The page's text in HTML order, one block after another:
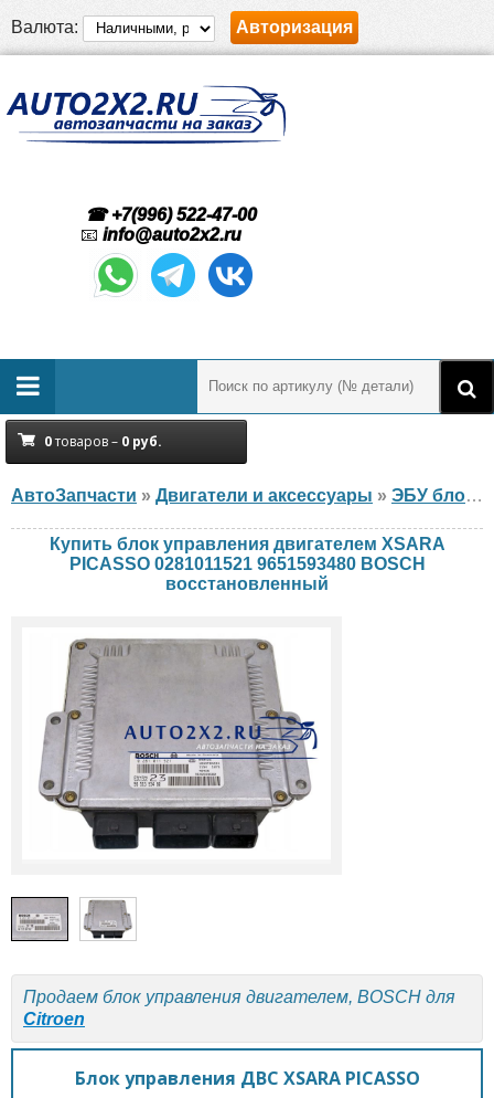
Валюта: Авторизация
☎ +7(996) 522-47-00
📧 info@auto2x2.ru
0товаров – 0 руб.
АвтоЗапчасти » Двигатели и аксессуары » ЭБУ блок управления двигателем
Купить блок управления двигателем XSARA
PICASSO 0281011521 9651593480 BOSCH
восстановленный
Продаем блок управления двигателем, BOSCH для
Citroen
Блок управления ДВС XSARA PICASSO